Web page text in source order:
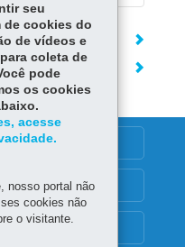
seu
de cookies do
de vídeos e
coleta de
pode
os cookies
acesse
nosso portal não
cookies não
o visitante.